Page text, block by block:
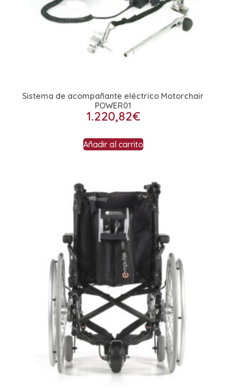
Sistema de acompañante eléctrico Motorchair
POWER01
1.220,82€
Añadir al carrito